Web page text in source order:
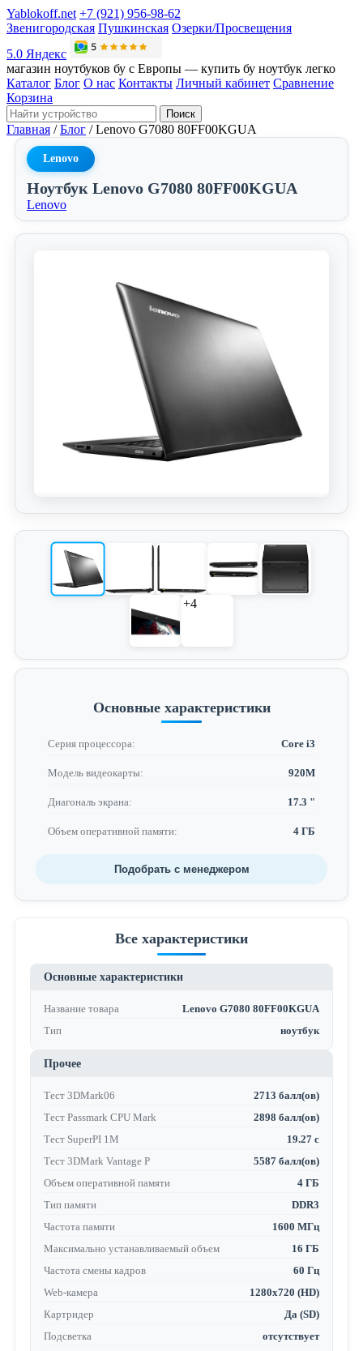
Yablokoff.net +7 (921) 956-98-62
Звенигородская Пушкинская Озерки/Просвещения
5.0 Яндекс
магазин ноутбуков бу с Европы — купить бу ноутбук легко
Каталог Блог О нас Контакты Личный кабинет Сравнение
Корзина
Поиск
Главная / Блог / Lenovo G7080 80FF00KGUA
Lenovo
Ноутбук Lenovo G7080 80FF00KGUA
Lenovo
+4
Основные характеристики
Серия процессора: Core i3
Модель видеокарты: 920M
Диагональ экрана: 17.3 "
Объем оперативной памяти: 4 ГБ
Подобрать с менеджером
Все характеристики
Основные характеристики
Название товара
Lenovo G7080 80FF00KGUA
Тип
ноутбук
Прочее
Тест 3DMark06
2713 балл(ов)
Тест Passmark CPU Mark
2898 балл(ов)
Тест SuperPI 1M
19.27 с
Тест 3DMark Vantage P
5587 балл(ов)
Объем оперативной памяти
4 ГБ
Тип памяти
DDR3
Частота памяти
1600 МГц
Максимально устанавливаемый объем
16 ГБ
Частота смены кадров
60 Гц
Web-камера
1280x720 (HD)
Картридер
Да (SD)
Подсветка
отсутствует